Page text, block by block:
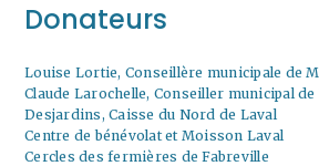
Donateurs
Louise Lortie, Conseillère municipale de
Claude Larochelle, Conseiller municipal de
Desjardins, Caisse du Nord de Laval
Centre de bénévolat et Moisson Laval
Cercles des fermières de Fabreville